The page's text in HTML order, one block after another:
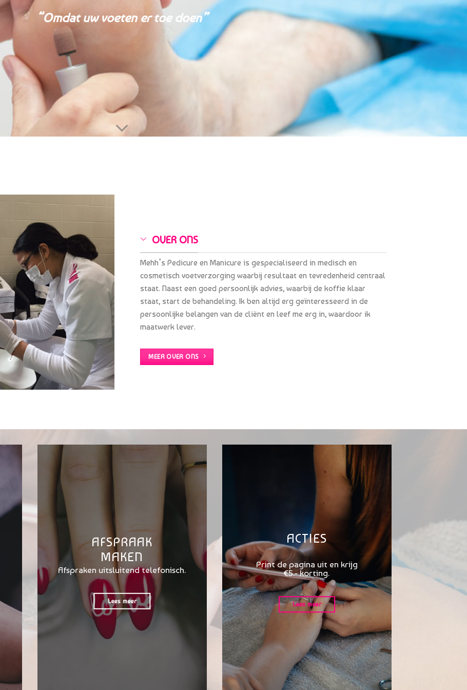
“Omdat uw voeten er toe doen”
OVER ONS
Mehh’s Pedicure en Manicure is gespecialiseerd in medisch en
cosmetisch voetverzorging waarbij resultaat en tevredenheid centraal
staat. Naast een goed persoonlijk advies, waarbij de koffie klaar
staat, start de behandeling. Ik ben altijd erg geïnteresseerd in de
persoonlijke belangen van de cliënt en leef me erg in, waardoor ik
maatwerk lever.
MEER OVER ONS
AFSPRAAK
MAKEN
Afspraken uitsluitend telefonisch.
Lees meer
ACTIES
Print de pagina uit en krijg
€5.- korting.
Lees meer